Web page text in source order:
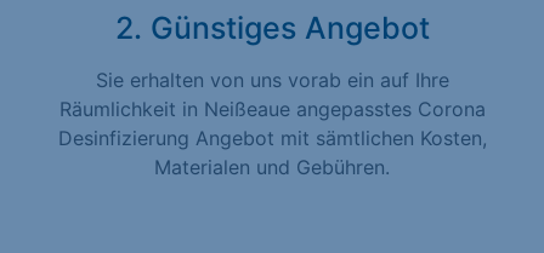
2. Günstiges Angebot
Sie erhalten von uns vorab ein auf Ihre
Räumlichkeit in Neißeaue angepasstes Corona
Desinfizierung Angebot mit sämtlichen Kosten,
Materialen und Gebühren.